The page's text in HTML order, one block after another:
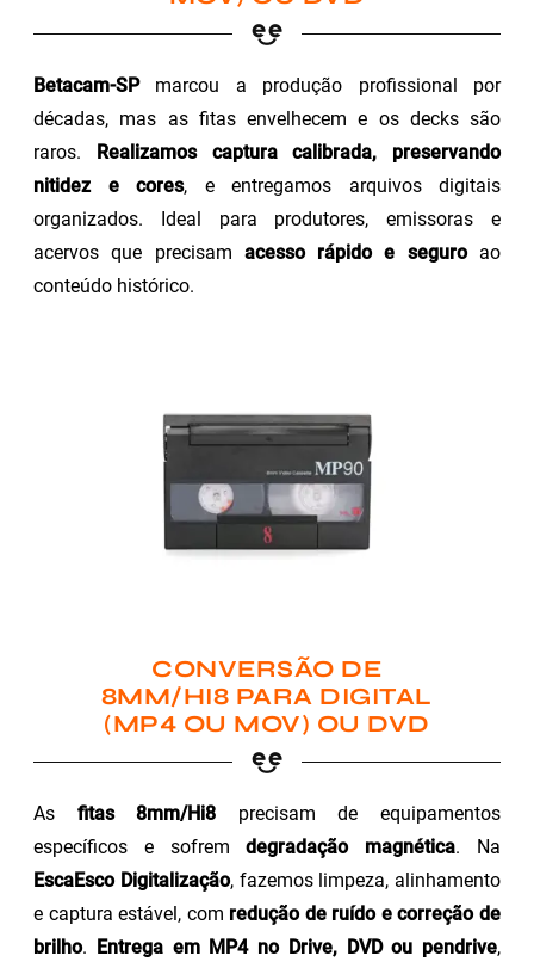
Betacam-SPmarcou a produção profissional por
décadas, mas as fitas envelhecem e os decks são
raros.
Realizamos captura calibrada, preservando
nitidez e cores, e entregamos arquivos digitais
organizados. Ideal para produtores, emissoras e
acervos que precisam acesso rápido e seguroao
conteúdo histórico.
CONVERSÃO DE
8MM/HI8 PARA DIGITAL
(MP4 OU MOV) OU DVD
As fitas 8mm/Hi8 precisam de equipamentos
específicos e sofremdegradação magnética. Na
EscaEsco Digitalização, fazemos limpeza, alinhamento
e captura estável, com redução de ruído e correção de
brilho. Entrega em MP4 no Drive, DVD ou pendrive,